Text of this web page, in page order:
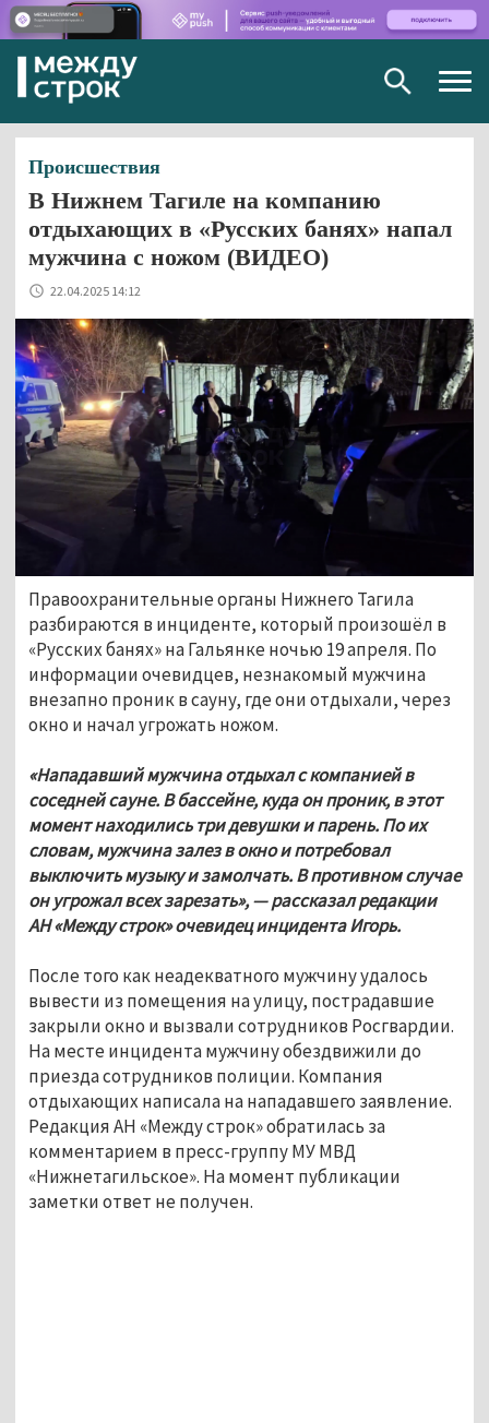
Происшествия
В Нижнем Тагиле на компанию
отдыхающих в «Русских банях» напал
мужчина с ножом (ВИДЕО)
22.04.2025 14:12
Правоохранительные органы Нижнего Тагила
разбираются в инциденте, который произошёл в
«Русских банях» на Гальянке ночью 19 апреля. По
информации очевидцев, незнакомый мужчина
внезапно проник в сауну, где они отдыхали, через
окно и начал угрожать ножом.
«Нападавший мужчина отдыхал с компанией в
соседней сауне. В бассейне, куда он проник, в этот
момент находились три девушки и парень. По их
словам, мужчина залез в окно и потребовал
выключить музыку и замолчать. В противном случае
он угрожал всех зарезать», — рассказал редакции
АН «Между строк» очевидец инцидента Игорь.
После того как неадекватного мужчину удалось
вывести из помещения на улицу, пострадавшие
закрыли окно и вызвали сотрудников Росгвардии.
На месте инцидента мужчину обездвижили до
приезда сотрудников полиции. Компания
отдыхающих написала на нападавшего заявление.
Редакция АН «Между строк» обратилась за
комментарием в пресс-группу МУ МВД
«Нижнетагильское». На момент публикации
заметки ответ не получен.